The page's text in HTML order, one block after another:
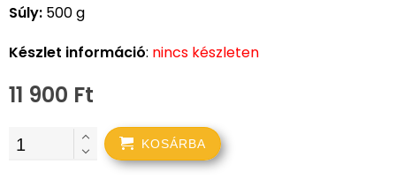
Súly: 500 g
Készlet információ: nincs készleten
11 900 Ft
KOSÁRBA